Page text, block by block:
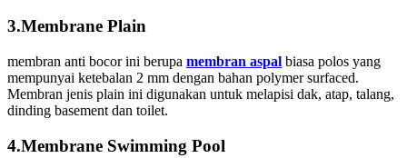
3.Membrane Plain
membran anti bocor ini berupa membran aspal biasa polos yang
mempunyai ketebalan 2 mm dengan bahan polymer surfaced.
Membran jenis plain ini digunakan untuk melapisi dak, atap, talang,
dinding basement dan toilet.
4.Membrane Swimming Pool